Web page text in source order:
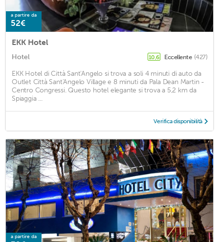
a partire da
52€
EKK Hotel
Hotel 10,6 Eccellente (427)
EKK Hotel di Città Sant'Angelo si trova a soli 4 minuti di auto da
Outlet Città Sant'Angelo Village e 8 minuti da Pala Dean Martin -
Centro Congressi. Questo hotel elegante si trova a 5,2 km da
Spiaggia ...
Verifica disponibilità
a partire da